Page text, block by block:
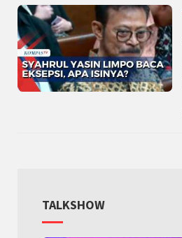
TALKSHOW